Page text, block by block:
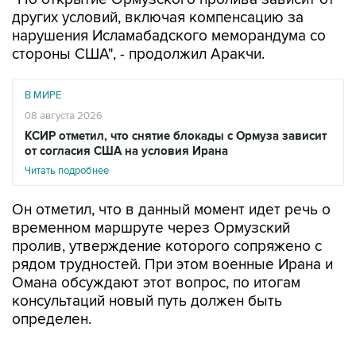
других условий, включая компенсацию за
нарушения Исламабадского меморандума со
стороны США", - продолжил Аракчи.
В МИРЕ
08 августа 2026
КСИР отметил, что снятие блокады с Ормуза зависит
от согласия США на условия Ирана
Читать подробнее
Он отметил, что в данный момент идет речь о
временном маршруте через Ормузский
пролив, утверждение которого сопряжено с
рядом трудностей. При этом военные Ирана и
Омана обсуждают этот вопрос, по итогам
консультаций новый путь должен быть
определен.